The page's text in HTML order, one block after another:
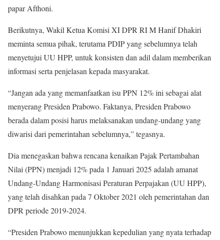
papar Afthoni.
Berikutnya, Wakil Ketua Komisi XI DPR RI M Hanif Dhakiri
meminta semua pihak, terutama PDIP yang sebelumnya telah
menyetujui UU HPP, untuk konsisten dan adil dalam memberikan
informasi serta penjelasan kepada masyarakat.
“Jangan ada yang memanfaatkan isu PPN 12% ini sebagai alat
menyerang Presiden Prabowo. Faktanya, Presiden Prabowo
berada dalam posisi harus melaksanakan undang-undang yang
diwarisi dari pemerintahan sebelumnya,” tegasnya.
Dia menegaskan bahwa rencana kenaikan Pajak Pertambahan
Nilai (PPN) menjadi 12% pada 1 Januari 2025 adalah amanat
Undang-Undang Harmonisasi Peraturan Perpajakan (UU HPP),
yang telah disahkan pada 7 Oktober 2021 oleh pemerintahan dan
DPR periode 2019-2024.
“Presiden Prabowo menunjukkan kepedulian yang nyata terhadap